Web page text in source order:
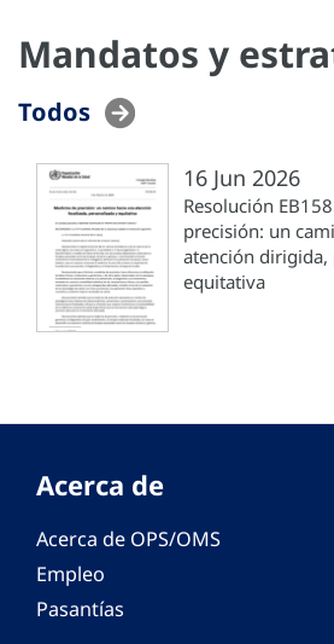
Mandatos y
Todos
16 Jun 2026
Resolución
precisión: un
atención dirigida,
equitativa
Acerca de
Acerca de OPS/OMS
Empleo
Pasantías